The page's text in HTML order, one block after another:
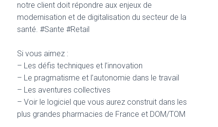
notre client doit répondre aux enjeux de
modernisation et de digitalisation du secteur de la
santé. #Sante #Retail
Si vous aimez :
– Les défis techniques et l’innovation
– Le pragmatisme et l’autonomie dans le travail
– Les aventures collectives
– Voir le logiciel que vous aurez construit dans les
plus grandes pharmacies de France et DOM/TOM